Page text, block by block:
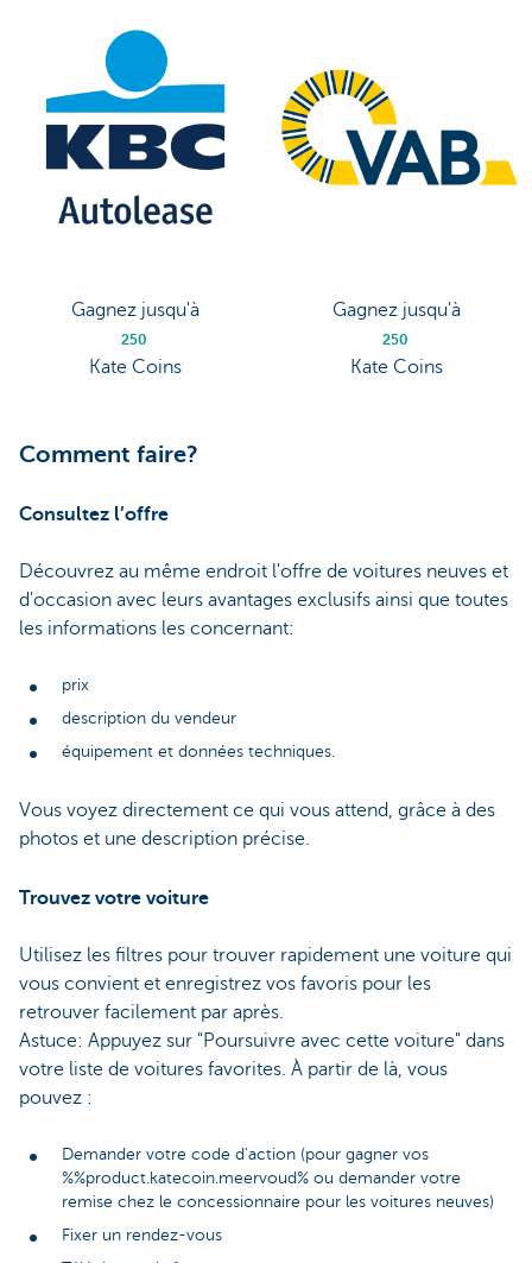
Gagnez jusqu'à
250
Kate Coins
Gagnez jusqu'à
250
Kate Coins
Comment faire?
Consultez l’offre
Découvrez au même endroit l'offre de voitures neuves et
d'occasion avec leurs avantages exclusifs ainsi que toutes
les informations les concernant:
prix
description du vendeur
équipement et données techniques.
Vous voyez directement ce qui vous attend, grâce à des
photos et une description précise.
Trouvez votre voiture
Utilisez les filtres pour trouver rapidement une voiture qui
vous convient et enregistrez vos favoris pour les
retrouver facilement par après.
Astuce: Appuyez sur "Poursuivre avec cette voiture" dans
votre liste de voitures favorites. À partir de là, vous
pouvez :
Demander votre code d'action (pour gagner vos
%%product.katecoin.meervoud% ou demander votre
remise chez le concessionnaire pour les voitures neuves)
Fixer un rendez-vous